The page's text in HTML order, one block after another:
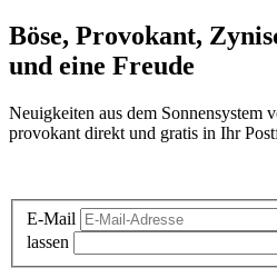
Böse, Provokant,
und eine Freude
Neuigkeiten aus dem Sonnensystem
provokant direkt und gratis in Ihr
E-Mail
lassen